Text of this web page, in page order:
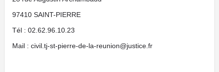
97410 SAINT-PIERRE
Tél : 02.62.96.10.23
Mail : civil.tj-st-pierre-de-la-reunion@justice.fr